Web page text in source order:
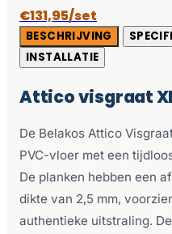
€131,95/set
BESCHRIJVING
INSTALLATIE
Attico visgraat
De Belakos Attico
PVC-vloer met een
De planken hebben een
dikte van 2,5 mm,
authentieke uitstraling.